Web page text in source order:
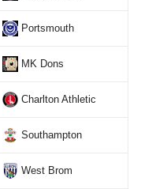
Portsmouth
MK Dons
Charlton Athletic
Southampton
West Brom